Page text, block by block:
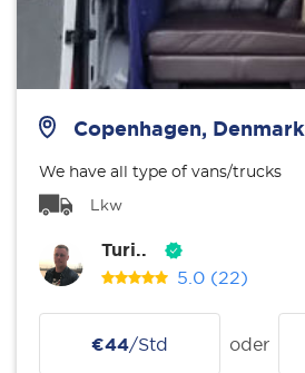
Copenhagen, Denmark
We have all type of vans/trucks
Lkw
Turi..
5.0 (22)
€44/Std oder